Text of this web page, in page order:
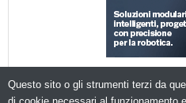
Questo sito o gli strumenti terzi da